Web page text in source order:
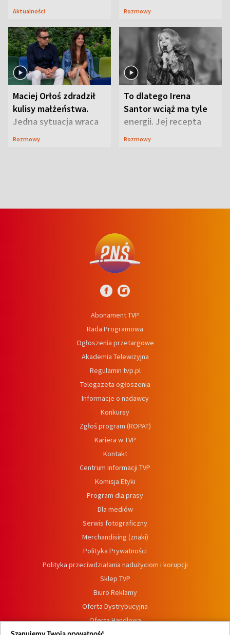
Lubelszczyzna
Aktualności Rozmowy
Maciej Orłoś zdradził
kulisy małżeństwa.
Jedna sytuacja wraca
jak bumerang
Rozmowy
To dlatego Irena
Santor wciąż ma tyle
energii. Jej recepta
jest zaskakująco
Rozmowy
Abonament TVP
Rada Programowa
Ogłoszenia przetargowe
Akademia Telewizyjna
Regulamin tvp.pl
Telegazeta ogłoszenia
Informacje o nadawcy
Konkursy
Zgłoś program (ROPAT)
Kariera w TVP
Kontakt
Centrum informacji TVP
Komisja Etyki
Program dla prasy
Dla mediów
Serwis fotograficzny
Merchandising (znaki)
Polityka Prywatności
Polityka przeciwdziałania nadużyciom i korupcji
Sklep TVP
Biuro Reklamy
Oferta Dystrybucyjna
Oferta Handlowa